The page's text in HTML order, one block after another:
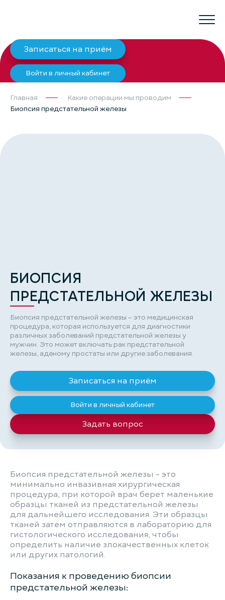
Записаться на приём
Войти в личный кабинет
Главная
Какие операции мы проводим
Биопсия предстательной железы
БИОПСИЯ
ПРЕДСТАТЕЛЬНОЙ ЖЕЛЕЗЫ
Биопсия предстательной железы – это медицинская
процедура, которая используется для диагностики
различных заболеваний предстательной железы у
мужчин. Это может включать рак предстательной
железы, аденому простаты или другие заболевания.
Записаться на приём
Войти в личный кабинет
Задать вопрос
Биопсия предстательной железы - это
минимально инвазивная хирургическая
процедура, при которой врач берет маленькие
образцы тканей из предстательной железы
для дальнейшего исследования. Эти образцы
тканей затем отправляются в лабораторию для
гистологического исследования, чтобы
определить наличие злокачественных клеток
или других патологий.
Показания к проведению биопсии
предстательной железы: